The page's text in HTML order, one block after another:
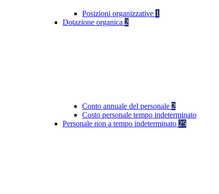
Posizioni organizzative 1
Dotazione organica 2
Conto annuale del personale 2
Costo personale tempo indeterminato
Personale non a tempo indeterminato 25